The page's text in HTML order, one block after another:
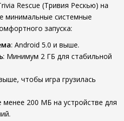
Rescue (Тривия Рескью) на
минимальные системные
запуска:
: Android 5.0 и выше.
: Минимум 2 ГБ для стабильной
чтобы игра грузилась
менее 200 МБ на устройстве для